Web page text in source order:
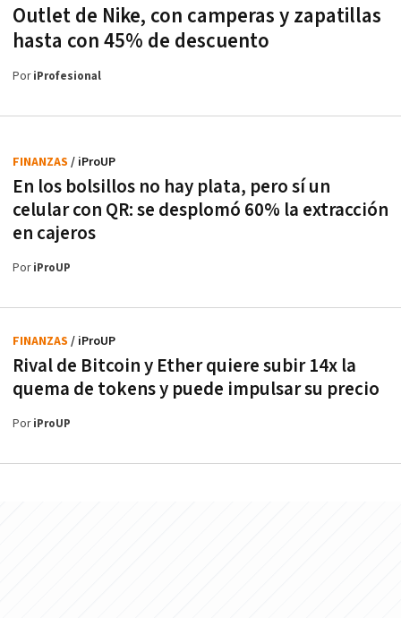
Outlet de Nike, con camperas y zapatillas
hasta con 45% de descuento
PoriProfesional
En los bolsillos no hay plata, pero sí un
celular con QR: se desplomó 60% la extracción
en cajeros
FINANZAS / iProUP
PoriProUP
Rival de Bitcoin y Ether quiere subir 14x la
quema de tokens y puede impulsar su precio
FINANZAS / iProUP
PoriProUP